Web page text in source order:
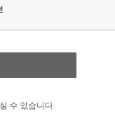
수 있습니다.